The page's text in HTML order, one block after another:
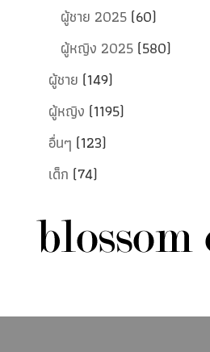
ผู้ชาย 2025 (60)
ผู้หญิง 2025 (580)
ผู้ชาย (149)
ผู้หญิง (1195)
อื่นๆ (123)
เด็ก (74)